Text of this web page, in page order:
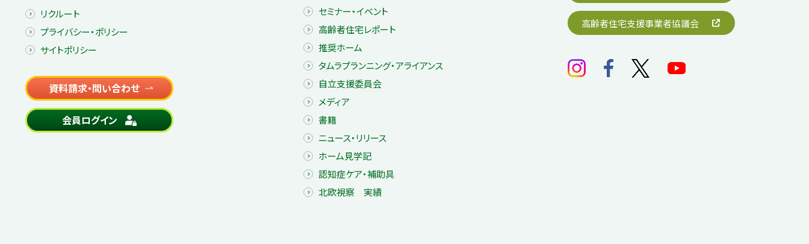
リクルート
プライバシー・ポリシー
サイトポリシー
資料請求・問い合わせ
会員ログイン
セミナー・イベント
高齢者住宅レポート
推奨ホーム
タムラプランニング・アライアンス
自立支援委員会
メディア
書籍
ニュース・リリース
ホーム見学記
認知症ケア・補助具
北欧視察 実績
高齢者住宅支援事業者協議会